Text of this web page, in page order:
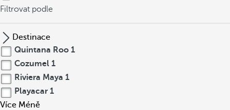
Filtrovat podle
Destinace
Quintana Roo 1
Cozumel 1
Riviera Maya 1
Playacar 1
Více Méně